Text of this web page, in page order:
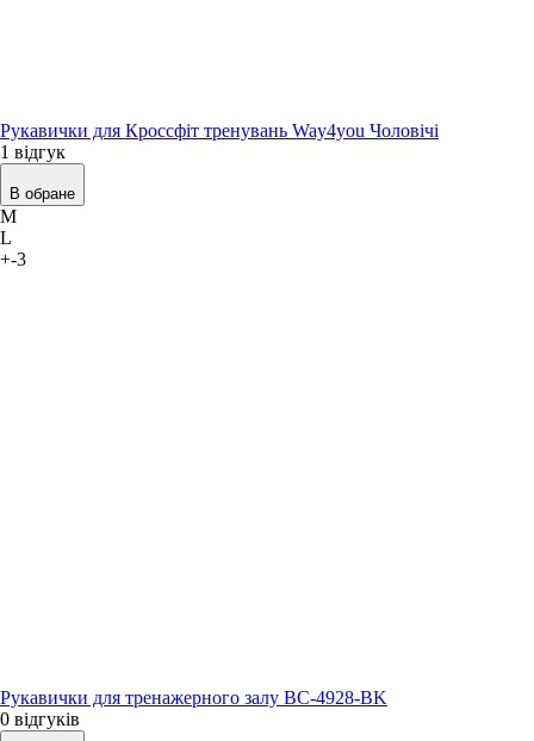
Рукавички для Кроссфіт тренувань Way4you Чоловічі
1 відгук
В обране
M
L
+-3
Рукавички для тренажерного залу BC-4928-BK
0 відгуків